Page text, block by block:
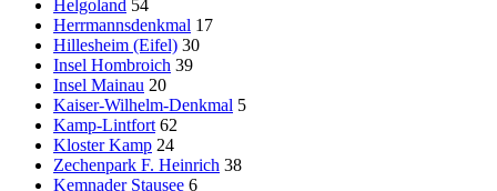
Helgoland 54
Herrmannsdenkmal 17
Hillesheim (Eifel) 30
Insel Hombroich 39
Insel Mainau 20
Kaiser-Wilhelm-Denkmal 5
Kamp-Lintfort 62
Kloster Kamp 24
Zechenpark F. Heinrich 38
Kemnader Stausee 6